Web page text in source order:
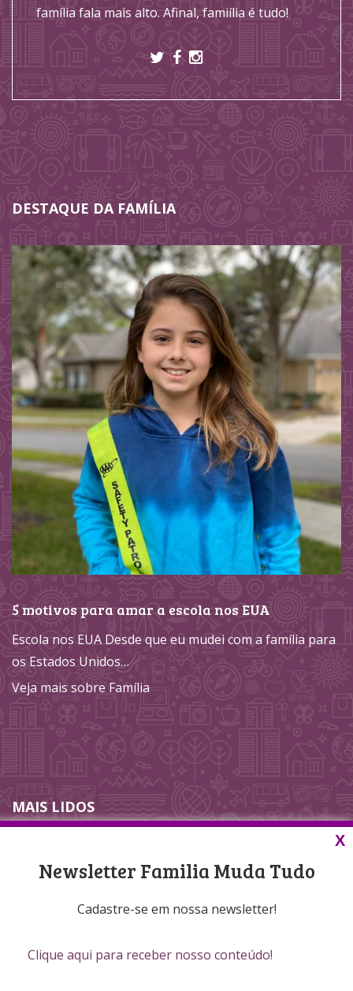
família fala mais alto. Afinal, famiília é tudo!
DESTAQUE DA FAMÍLIA
5 motivos para amar a escola nos EUA
Escola nos EUA Desde que eu mudei com a família para
os Estados Unidos…
Veja mais sobre Família
MAIS LIDOS
©‎ 2019 Família Muda Tudo. Todos os direitos reservados.
X
Newsletter Familia Muda Tudo
Cadastre-se em nossa newsletter!
Clique aqui para receber nosso conteúdo!